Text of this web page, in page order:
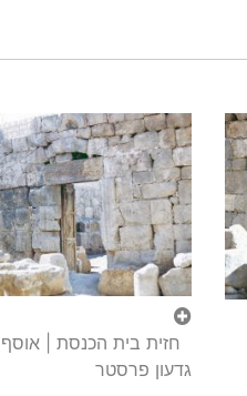
חזית בית הכנסת | אוסף
גדעון פרסטר